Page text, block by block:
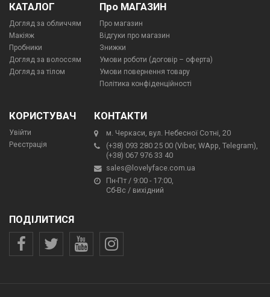
КАТАЛОГ
Догляд за обличчям
Макіяж
Пробники
Догляд за волоссям
Догляд за тілом
Про МАГАЗИН
Про магазин
Відгуки про магазин
Знижки
Умови роботи (договір – оферта)
Умови повернення товару
Політика конфіденційності
КОРИСТУВАЧ
Увійти
Реєстрація
КОНТАКТИ
м. Черкаси, вул. Небесної Сотні, 20
(+38) 093 280 25 00 (Viber, WApp, Telegram),
(+38) 067 976 33 40
sales@lovelyface.com.ua
Пн-Пт / 9:00 - 17:00,
Сб-Вс / вихідний
ПОДІЛИТИСЯ